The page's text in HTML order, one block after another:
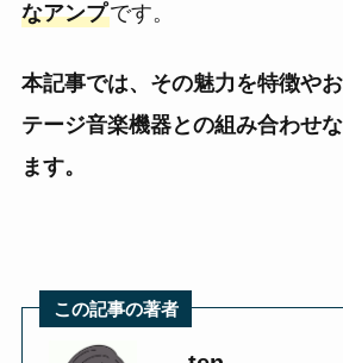
なアンプです。
本記事では、その魅力を特徴や
テージ音楽機器との組み合わせ
ます。
この記事の著者